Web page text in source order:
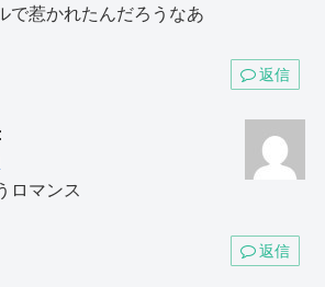
で惹かれたんだろうなあ
返信
ロマンス
返信